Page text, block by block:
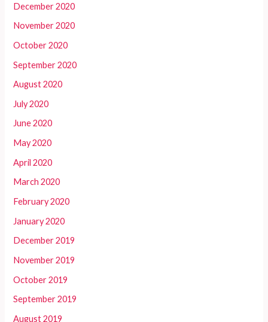
December 2020
November 2020
October 2020
September 2020
August 2020
July 2020
June 2020
May 2020
April 2020
March 2020
February 2020
January 2020
December 2019
November 2019
October 2019
September 2019
August 2019